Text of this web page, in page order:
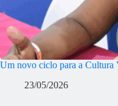
Um novo ciclo para a Cultura
23/05/2026